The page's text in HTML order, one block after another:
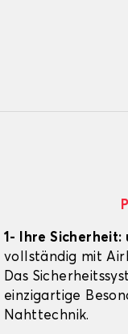
1- Ihre
vollständig mit
Das
einzigartige
Nahttechnik.